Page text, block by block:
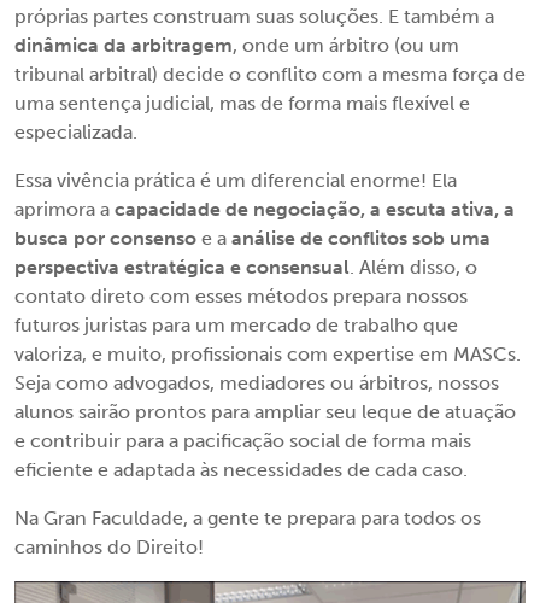
próprias partes construam suas soluções. E também a
dinâmica da arbitragem, onde um árbitro (ou um
tribunal arbitral) decide o conflito com a mesma força de
uma sentença judicial, mas de forma mais flexível e
especializada.
Essa vivência prática é um diferencial enorme! Ela
aprimora a capacidade de negociação, a escuta ativa, a
busca por consenso e a análise de conflitos sob uma
perspectiva estratégica e consensual. Além disso, o
contato direto com esses métodos prepara nossos
futuros juristas para um mercado de trabalho que
valoriza, e muito, profissionais com expertise em MASCs.
Seja como advogados, mediadores ou árbitros, nossos
alunos sairão prontos para ampliar seu leque de atuação
e contribuir para a pacificação social de forma mais
eficiente e adaptada às necessidades de cada caso.
Na Gran Faculdade, a gente te prepara para todos os
caminhos do Direito!